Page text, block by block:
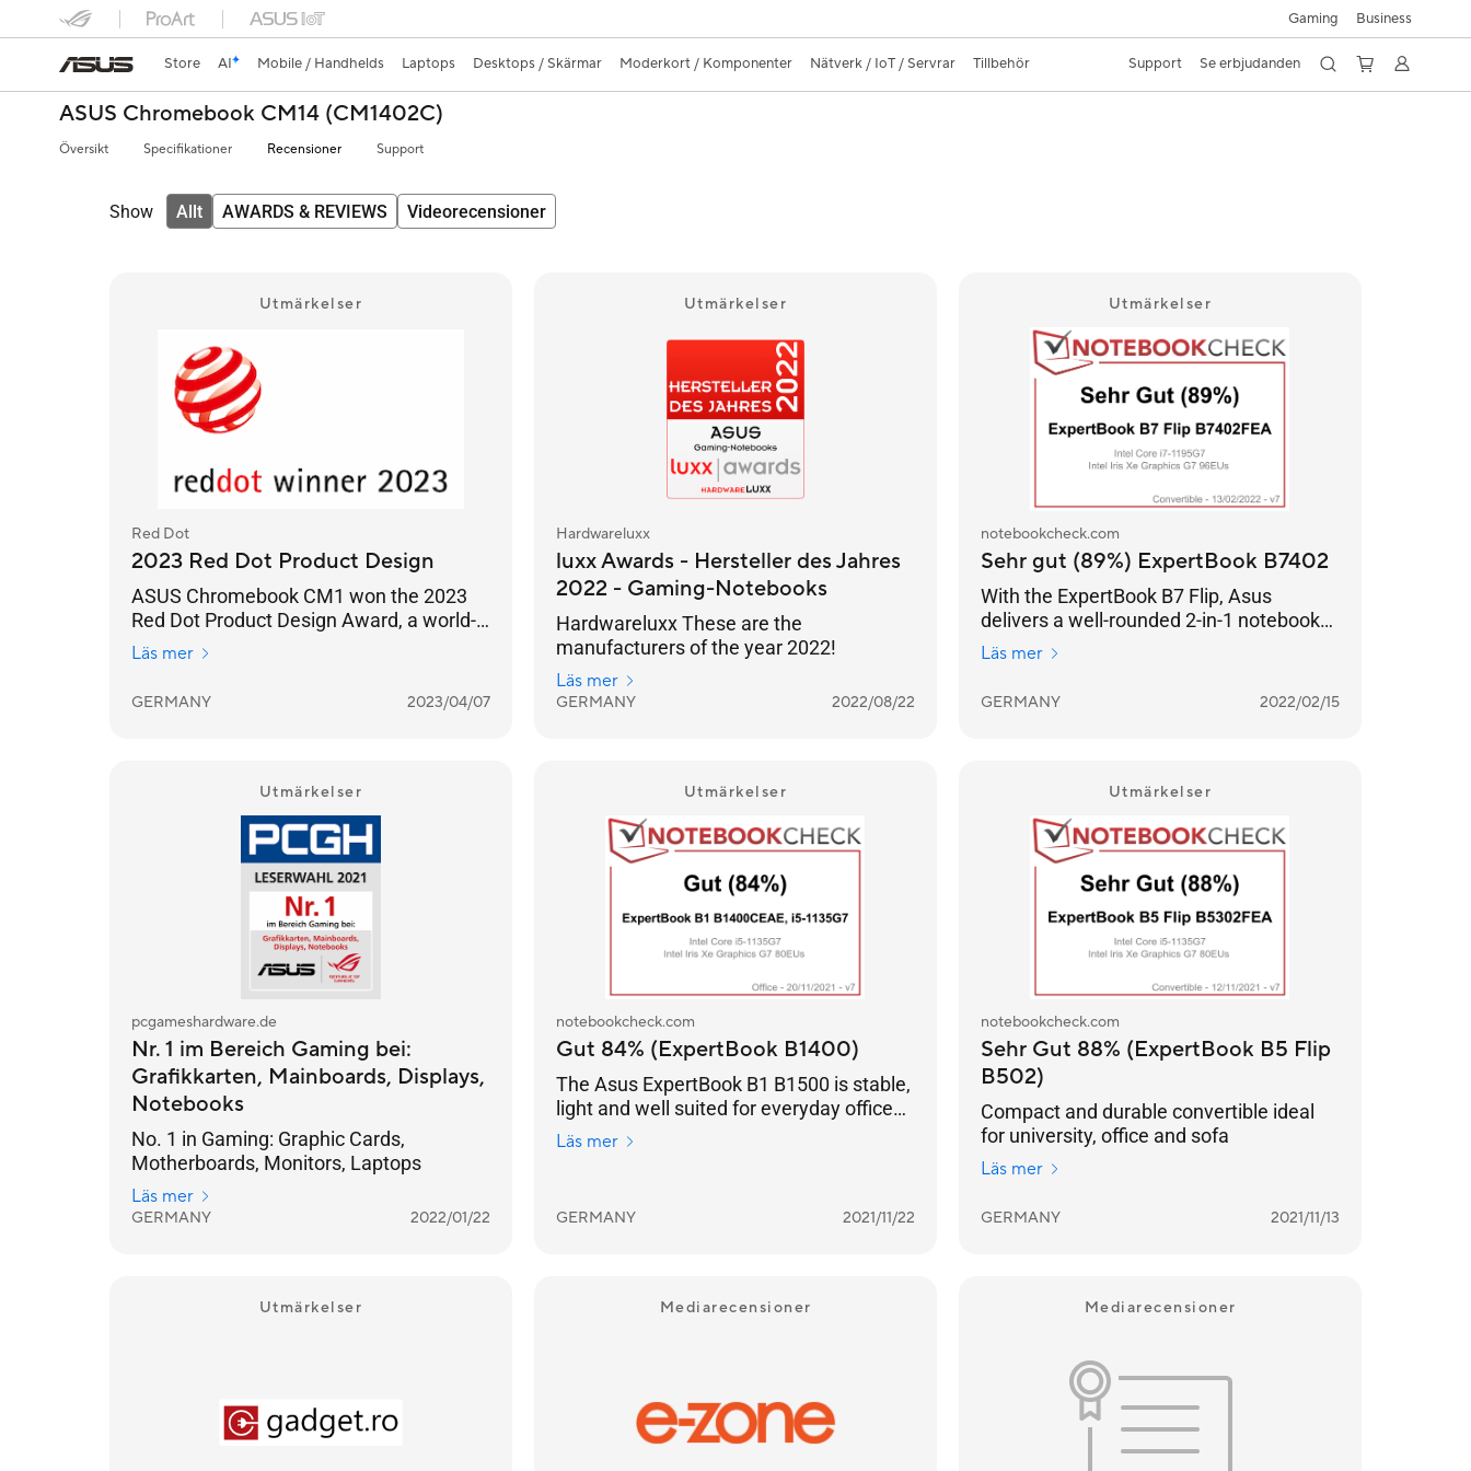
Gaming Business
Store AI Mobile / Handhelds Laptops Desktops / Skärmar Moderkort / Komponenter Nätverk / IoT / Servrar Tillbehör Support Se erbjudanden
ASUS Chromebook CM14 (CM1402C)
Översikt Specifikationer Recensioner Support
Show Allt AWARDS & REVIEWS Videorecensioner
Utmärkelser
Red Dot
2023 Red Dot Product Design
ASUS Chromebook CM1 won the 2023
Red Dot Product Design Award, a world-
renowned design award.
Läs mer
GERMANY 2023/04/07
Utmärkelser
Hardwareluxx
luxx Awards - Hersteller des Jahres
2022 - Gaming-Notebooks
Hardwareluxx These are the
manufacturers of the year 2022!
Läs mer
GERMANY 2022/08/22
Utmärkelser
notebookcheck.com
Sehr gut (89%) ExpertBook B7402
With the ExpertBook B7 Flip, Asus
delivers a well-rounded 2-in-1 notebook
from the premium business segment.
Läs mer
GERMANY 2022/02/15
Utmärkelser
pcgameshardware.de
Nr. 1 im Bereich Gaming bei:
Grafikkarten, Mainboards, Displays,
Notebooks
No. 1 in Gaming: Graphic Cards,
Motherboards, Monitors, Laptops
Läs mer
GERMANY 2022/01/22
Utmärkelser
notebookcheck.com
Gut 84% (ExpertBook B1400)
The Asus ExpertBook B1 B1500 is stable,
light and well suited for everyday office
tasks.
Läs mer
GERMANY 2021/11/22
Utmärkelser
notebookcheck.com
Sehr Gut 88% (ExpertBook B5 Flip
B502)
Compact and durable convertible ideal
for university, office and sofa
Läs mer
GERMANY 2021/11/13
Utmärkelser Mediarecensioner Mediarecensioner